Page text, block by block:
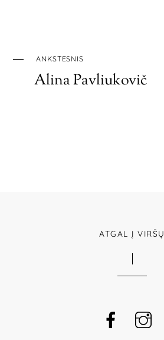
ANKSTESNIS
Alina Pavliukovič
ATGAL Į VIRŠŲ